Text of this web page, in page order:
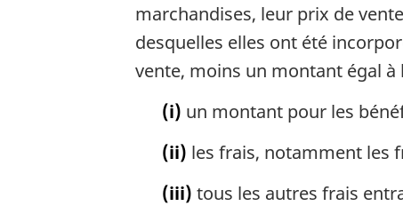
marchandises, leur prix de
desquelles elles ont été
vente, moins un montant égal
(i) un montant pour les
(ii) les frais, notamment les
(iii) tous les autres frais